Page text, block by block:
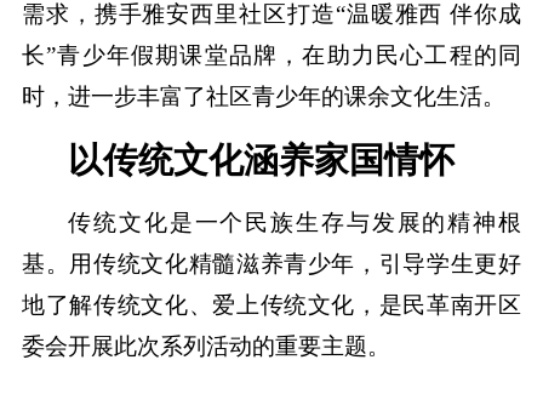
需求，携手雅安西里社区打造“温暖雅西 伴你成
长”青少年假期课堂品牌，在助力民心工程的同
时，进一步丰富了社区青少年的课余文化生活。
以传统文化涵养家国情怀
传统文化是一个民族生存与发展的精神根
基。用传统文化精髓滋养青少年，引导学生更好
地了解传统文化、爱上传统文化，是民革南开区
委会开展此次系列活动的重要主题。